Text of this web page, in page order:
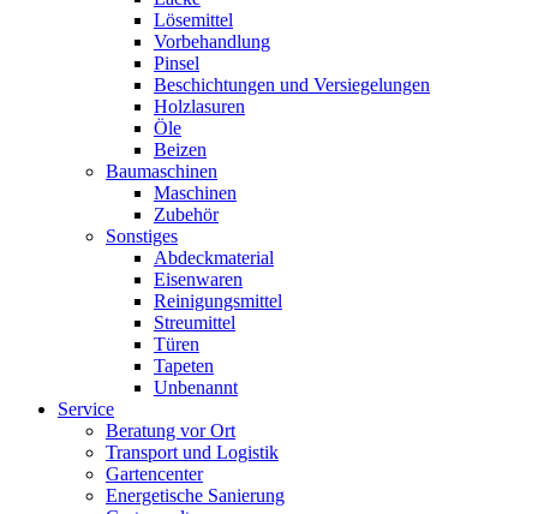
Lösemittel
Vorbehandlung
Pinsel
Beschichtungen und Versiegelungen
Holzlasuren
Öle
Beizen
Baumaschinen
Maschinen
Zubehör
Sonstiges
Abdeckmaterial
Eisenwaren
Reinigungsmittel
Streumittel
Türen
Tapeten
Unbenannt
Service
Beratung vor Ort
Transport und Logistik
Gartencenter
Energetische Sanierung